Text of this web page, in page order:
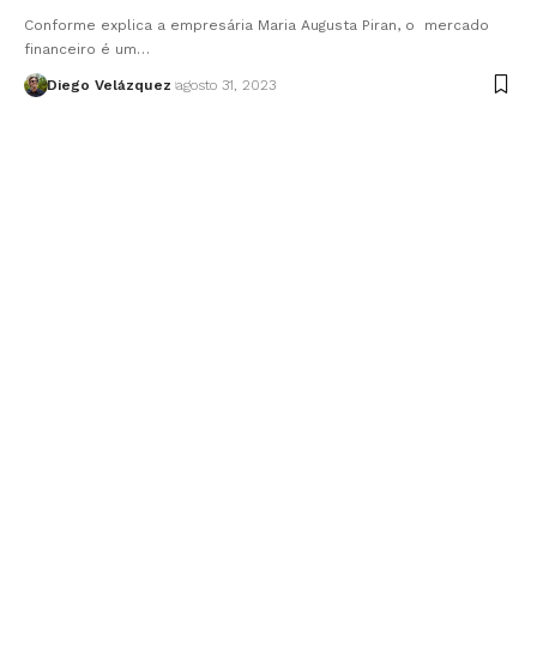
Conforme explica a empresária Maria Augusta Piran, o mercado
financeiro é um…
Diego Velázquez agosto 31, 2023